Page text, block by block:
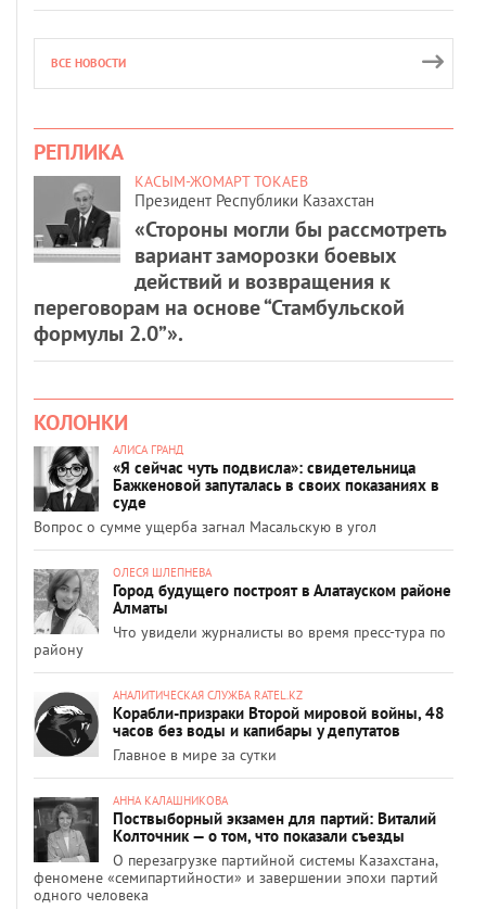
ВСЕ НОВОСТИ
РЕПЛИКА
КАСЫМ-ЖОМАРТ ТОКАЕВ
Президент Республики Казахстан
«Стороны могли бы рассмотреть
вариант заморозки боевых
действий и возвращения к
переговорам на основе “Стамбульской
формулы 2.0”».
КОЛОНКИ
АЛИСА ГРАНД
«Я сейчас чуть подвисла»: свидетельница
Бажкеновой запуталась в своих показаниях в
суде
Вопрос о сумме ущерба загнал Масальскую в угол
ОЛЕСЯ ШЛЕПНЕВА
Город будущего построят в Алатауском районе
Алматы
Что увидели журналисты во время пресс-тура по
району
АНАЛИТИЧЕСКАЯ СЛУЖБА RATEL.KZ
Корабли-призраки Второй мировой войны, 48
часов без воды и капибары у депутатов
Главное в мире за сутки
АННА КАЛАШНИКОВА
Поствыборный экзамен для партий: Виталий
Колточник — о том, что показали съезды
О перезагрузке партийной системы Казахстана,
феномене «семипартийности» и завершении эпохи партий
одного человека